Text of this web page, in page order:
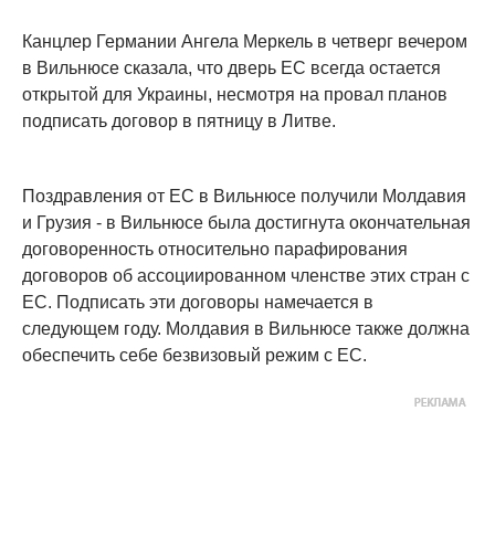
Канцлер Германии Ангела Меркель в четверг вечером
в Вильнюсе сказала, что дверь ЕС всегда остается
открытой для Украины, несмотря на провал планов
подписать договор в пятницу в Литве.
Поздравления от ЕС в Вильнюсе получили Молдавия
и Грузия - в Вильнюсе была достигнута окончательная
договоренность относительно парафирования
договоров об ассоциированном членстве этих стран с
ЕС. Подписать эти договоры намечается в
следующем году. Молдавия в Вильнюсе также должна
обеспечить себе безвизовый режим с ЕС.